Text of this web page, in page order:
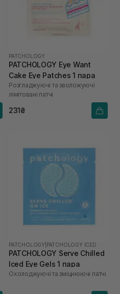
PATCHOLOGY
PATCHOLOGY Eye Want
Cake Eye Patches 1 пара
Розгладжуючі та зволожуючі
лімітовані патчі
231₴
PATCHOLOGY PATCHOLOGY ICED
PATCHOLOGY Serve Chilled
Iced Eye Gels 1 пара
Охолоджуючі та зміцнюючі патчі